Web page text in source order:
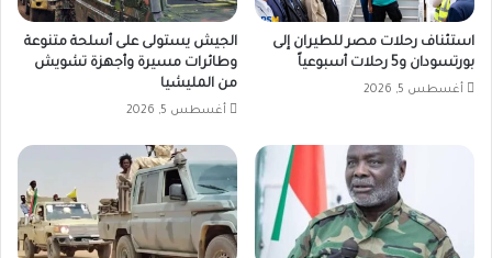
استئناف رحلات مصر للطيران إلى
بورتسودان و5 رحلات أسبوعياً
أغسطس 5, 2026
الجيش يستولى على أسلحة متنوعة
وطائرات مسيرة وأجهزة تشويش
من المليشيا
أغسطس 5, 2026